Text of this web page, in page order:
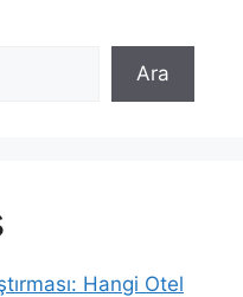
Ara
Hangi Otel